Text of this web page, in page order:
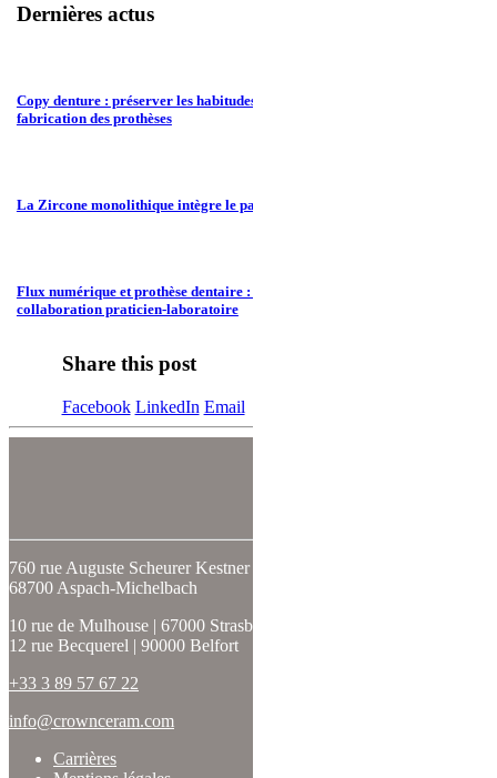
Dernières actus
Copy denture : préserver les habitudes du patient tout en modernisant la
fabrication des prothèses
La Zircone monolithique intègre le panier RAC 0 en janvier 2026
Flux numérique et prothèse dentaire : une nouvelle ère pour la
collaboration praticien-laboratoire
Share this post
Facebook LinkedIn Email
760 rue Auguste Scheurer Kestner
68700 Aspach-Michelbach
10 rue de Mulhouse | 67000 Strasbourg
12 rue Becquerel | 90000 Belfort
+33 3 89 57 67 22
info@crownceram.com
Carrières